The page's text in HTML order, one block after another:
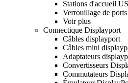
Stations d'accueil
Verrouillage de
Voir plus
Connectique Displayport
Câbles displayport
Câbles mini
Adaptateurs
Convertisseurs
Commutateurs